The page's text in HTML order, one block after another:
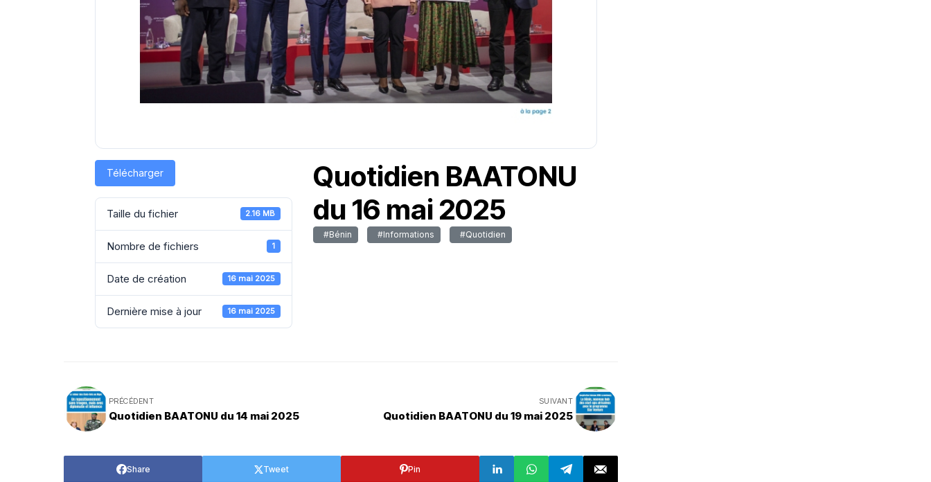
Télécharger
Taille du fichier 2.16 MB
Nombre de fichiers 1
Date de création 16 mai 2025
Dernière mise à jour 16 mai 2025
Quotidien BAATONU
du 16 mai 2025
#Bénin #Informations #Quotidien
PRÉCÉDENT
Quotidien BAATONU du 14 mai 2025
SUIVANT
Quotidien BAATONU du 19 mai 2025
Share Tweet Pin